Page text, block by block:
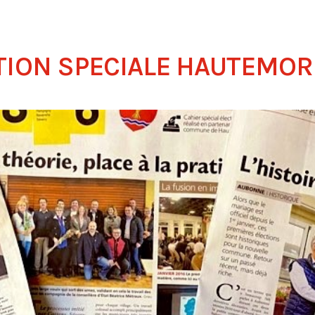
SPECIALE